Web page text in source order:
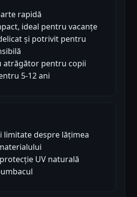
rapidă
ideal pentru vacanțe
și potrivit pentru
atrăgător pentru copii
5-12 ani
despre lățimea
UV naturală